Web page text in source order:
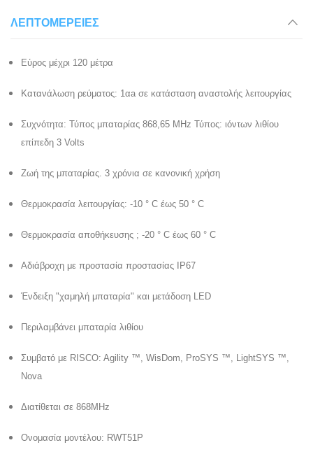
ΛΕΠΤΟΜΈΡΕΙΕΣ
Εύρος μέχρι 120 μέτρα
Κατανάλωση ρεύματος: 1αa σε κατάσταση αναστολής λειτουργίας
Συχνότητα: Τύπος μπαταρίας 868,65 MHz Τύπος: ιόντων λιθίου
επίπεδη 3 Volts
Ζωή της μπαταρίας. 3 χρόνια σε κανονική χρήση
Θερμοκρασία λειτουργίας: -10 ° C έως 50 ° C
Θερμοκρασία αποθήκευσης ; -20 ° C έως 60 ° C
Αδιάβροχη με προστασία προστασίας IP67
Ένδειξη "χαμηλή μπαταρία" και μετάδοση LED
Περιλαμβάνει μπαταρία λιθίου
Συμβατό με RISCO: Agility ™, WisDom, ProSYS ™, LightSYS ™,
Nova
Διατίθεται σε 868MHz
Ονομασία μοντέλου: RWT51P